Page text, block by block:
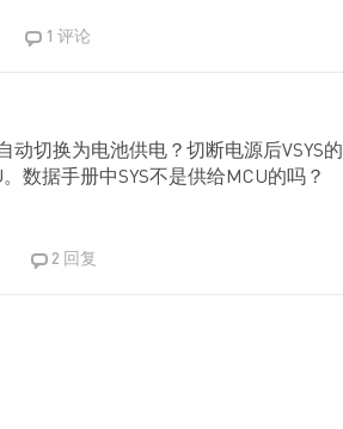
1 评论
动切换为电池供电？切断电源后VSYS
数据手册中SYS不是供给MCU的吗？
2 回复